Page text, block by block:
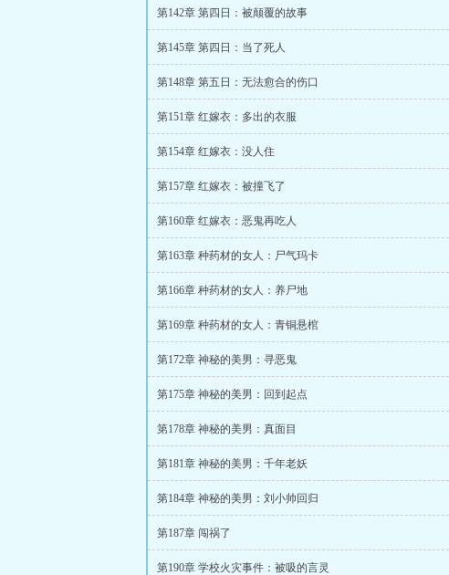
第142章 第四日：被颠覆的故事
第145章 第四日：当了死人
第148章 第五日：无法愈合的伤口
第151章 红嫁衣：多出的衣服
第154章 红嫁衣：没人住
第157章 红嫁衣：被撞飞了
第160章 红嫁衣：恶鬼再吃人
第163章 种药材的女人：尸气玛卡
第166章 种药材的女人：养尸地
第169章 种药材的女人：青铜悬棺
第172章 神秘的美男：寻恶鬼
第175章 神秘的美男：回到起点
第178章 神秘的美男：真面目
第181章 神秘的美男：千年老妖
第184章 神秘的美男：刘小帅回归
第187章 闯祸了
第190章 学校火灾事件：被吸的言灵